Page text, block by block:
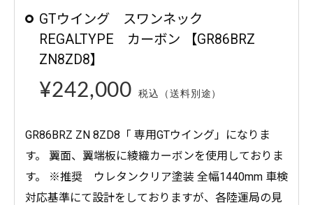
GTウイング スワンネック
REGALTYPE カーボン 【GR86BRZ
ZN8ZD8】
¥242,000税込（送料別途）
GR86BRZ ZN 8ZD8「 専用GTウイング」になりま
す。 翼面、翼端板に綾織カーボンを使用しておりま
す。 ※推奨 ウレタンクリア塗装 全幅1440mm 車検
対応基準にて設計をしておりますが、各陸運局の見